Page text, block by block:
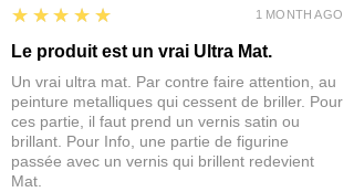
5
★★★★★
Le produit est un vrai Ultra Mat.
Un vrai ultra mat. Par contre faire attention, au
peinture metalliques qui cessent de briller. Pour
ces partie, il faut prend un vernis satin ou
brillant. Pour Info, une partie de figurine
passée avec un vernis qui brillent redevient
Mat.
1 MONTH AGO